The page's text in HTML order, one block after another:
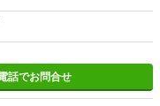
話でお問合せ